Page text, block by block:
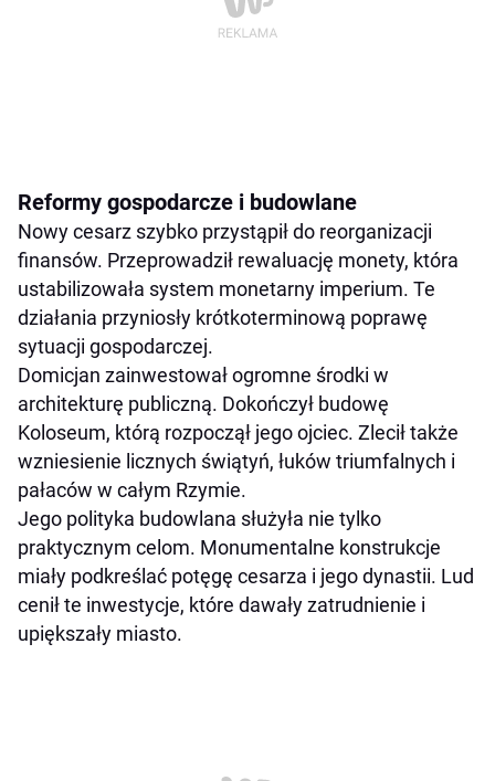
Reformy gospodarcze i budowlane
Nowy cesarz szybko przystąpił do reorganizacji
finansów. Przeprowadził rewaluację monety, która
ustabilizowała system monetarny imperium. Te
działania przyniosły krótkoterminową poprawę
sytuacji gospodarczej.
Domicjan zainwestował ogromne środki w
architekturę publiczną. Dokończył budowę
Koloseum, którą rozpoczął jego ojciec. Zlecił także
wzniesienie licznych świątyń, łuków triumfalnych i
pałaców w całym Rzymie.
Jego polityka budowlana służyła nie tylko
praktycznym celom. Monumentalne konstrukcje
miały podkreślać potęgę cesarza i jego dynastii. Lud
cenił te inwestycje, które dawały zatrudnienie i
upiększały miasto.